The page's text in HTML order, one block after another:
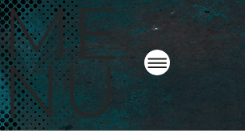
ME
NU